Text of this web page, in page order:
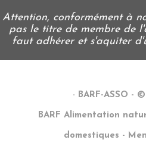
Attention, conformément à
pas le titre de membre de
faut adhérer et s'aquiter
· BARF-ASSO -
BARF Alimentation
domestiques -